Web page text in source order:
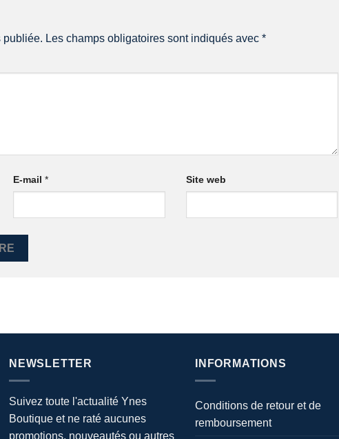
publiée. Les champs obligatoires sont indiqués avec *
E-mail * Site web
NEWSLETTER
Suivez toute l'actualité Ynes
Boutique et ne raté aucunes
promotions, nouveautés ou autres
INFORMATIONS
Conditions de retour et de
remboursement